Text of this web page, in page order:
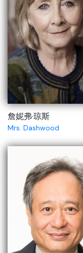
詹妮弗·琼斯
Mrs. Dashwood